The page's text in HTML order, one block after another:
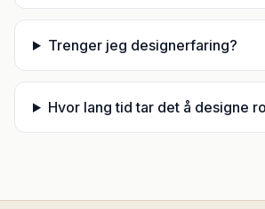
Trenger jeg designerfaring?
Hvor lang tid tar det å designe